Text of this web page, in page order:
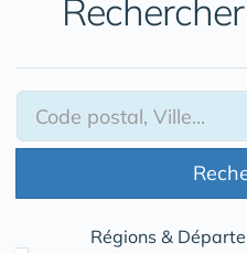
Régions &